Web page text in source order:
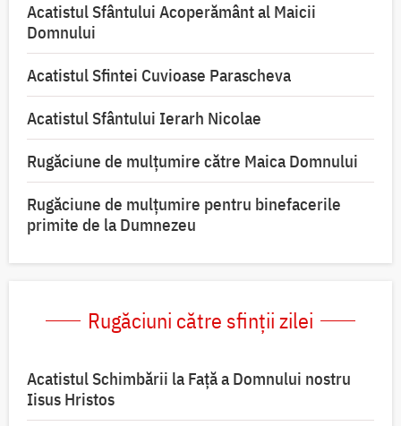
Acatistul Sfântului Acoperământ al Maicii
Domnului
Acatistul Sfintei Cuvioase Parascheva
Acatistul Sfântului Ierarh Nicolae
Rugăciune de mulţumire către Maica Domnului
Rugăciune de mulțumire pentru binefacerile
primite de la Dumnezeu
Rugăciuni către sfinții zilei
Acatistul Schimbării la Faţă a Domnului nostru
Iisus Hristos